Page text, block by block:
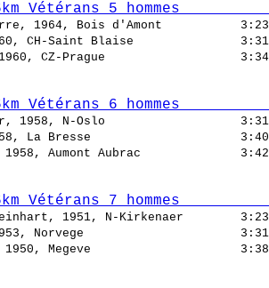
Vétérans 5 hommes
Pierre, 1964, Bois d'Amont
1960, CH-Saint Blaise
1960, CZ-Prague
Vétérans 6 hommes
Peter, 1958, N-Oslo
1958, La Bresse
1958, Aumont Aubrac
Vétérans 7 hommes
Reinhart, 1951, N-Kirkenaer
1953, Norvege
Jean, 1950, Megeve